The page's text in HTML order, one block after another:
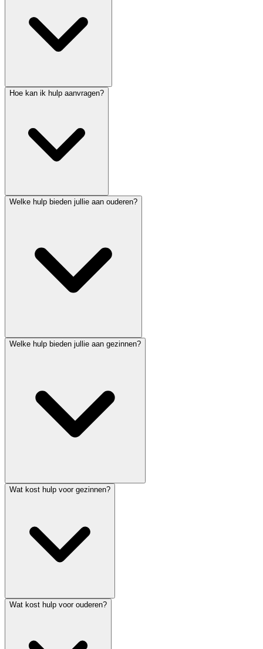
Hoe kan ik hulp aanvragen?
Welke hulp bieden jullie aan ouderen?
Welke hulp bieden jullie aan gezinnen?
Wat kost hulp voor gezinnen?
Wat kost hulp voor ouderen?